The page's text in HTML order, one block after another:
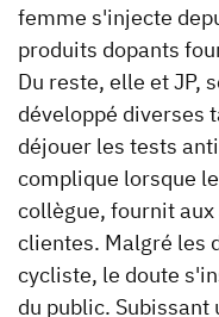
femme s'injecte
produits dopants
Du reste, elle et JP,
développé diverses
déjouer les tests
complique lorsque
collègue, fournit
clientes. Malgré les
cycliste, le doute
du public.